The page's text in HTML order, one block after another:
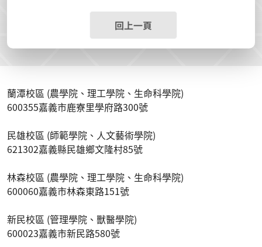
回上一頁
蘭潭校區 (農學院、理工學院、生命科學院)
600355嘉義市鹿寮里學府路300號
民雄校區 (師範學院、人文藝術學院)
621302嘉義縣民雄鄉文隆村85號
林森校區 (農學院、理工學院、生命科學院)
600060嘉義市林森東路151號
新民校區 (管理學院、獸醫學院)
600023嘉義市新民路580號